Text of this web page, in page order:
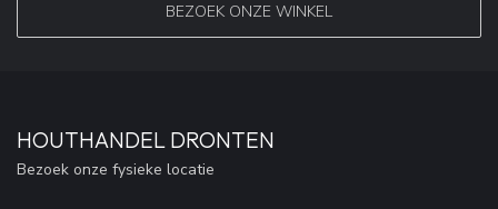
BEZOEK ONZE WINKEL
HOUTHANDEL DRONTEN
Bezoek onze fysieke locatie